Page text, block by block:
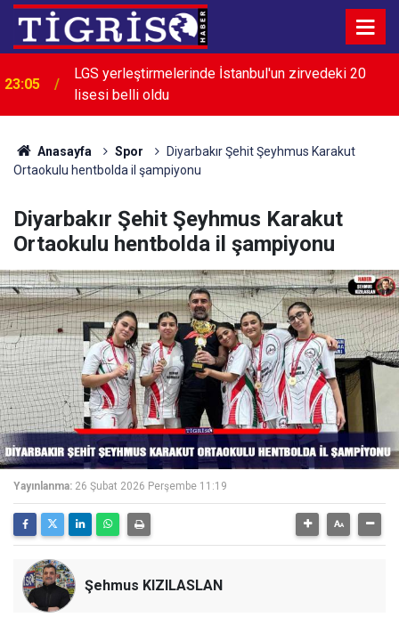
23:05
LGS yerleştirmelerinde İstanbul'un zirvedeki 20
lisesi belli oldu
İran: Boğaz'ın açılması ABD'nin tutumuna bağlı
Anasayfa Spor
Diyarbakır Şehit Şeyhmus Karakut
Ortaokulu hentbolda il şampiyonu
Diyarbakır Şehit Şeyhmus Karakut
Ortaokulu hentbolda il şampiyonu
Yayınlanma: 26 Şubat 2026 Perşembe 11:19
Şehmus KIZILASLAN